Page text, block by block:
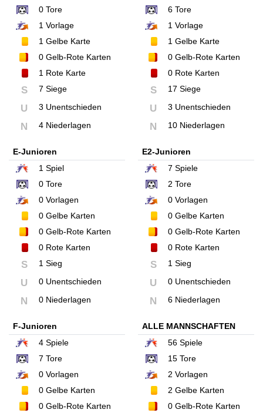
0 Tore
1 Vorlage
1 Gelbe Karte
0 Gelb-Rote Karten
1 Rote Karte
S 7 Siege
U 3 Unentschieden
N 4 Niederlagen
6Tore
1 Vorlage
1 Gelbe Karte
0Gelb-Rote Karten
0Rote Karten
S 17 Siege
U 3 Unentschieden
N 10 Niederlagen
E-Junioren
1 Spiel
0 Tore
0 Vorlagen
0 Gelbe Karten
0 Gelb-Rote Karten
0 Rote Karten
S 1 Sieg
U 0 Unentschieden
N 0 Niederlagen
E2-Junioren
7 Spiele
2 Tore
0Vorlagen
0Gelbe Karten
0Gelb-Rote Karten
0Rote Karten
S 1 Sieg
U 0 Unentschieden
N 6 Niederlagen
F-Junioren
4 Spiele
7 Tore
0 Vorlagen
0 Gelbe Karten
0 Gelb-Rote Karten
ALLE MANNSCHAFTEN
56Spiele
15Tore
2 Vorlagen
2 Gelbe Karten
0Gelb-Rote Karten